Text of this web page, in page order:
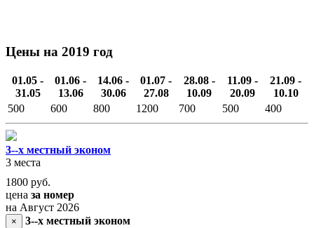
Цены на 2019 год
01.05 -
31.05
01.06 -
13.06
14.06 -
30.06
01.07 -
27.08
28.08 -
10.09
11.09 -
20.09
21.09 -
10.10
500
600 800 1200 700 500 400
3--х местный эконом
3 места
1800 руб.
цена за номер
на Август 2026
×
3--х местный эконом